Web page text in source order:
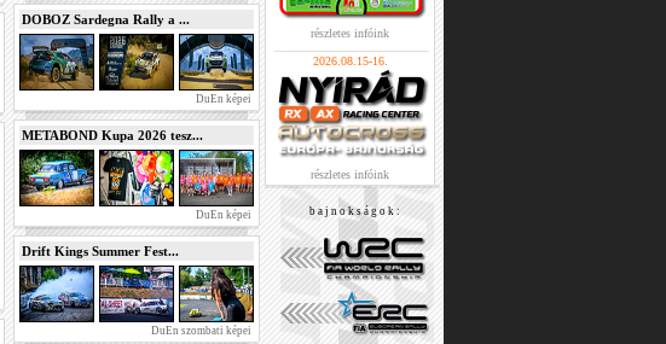
DOBOZ Sardegna Rally a ...
DuEn képei
METABOND Kupa 2026 tesz...
DuEn képei
Drift Kings Summer Fest...
DuEn szombati képei
részletes infóink
2026.08.15-16.
részletes infóink
b a j n o k s á g o k :